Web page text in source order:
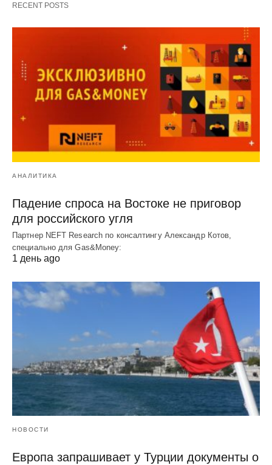
RECENT POSTS
АНАЛИТИКА
Падение спроса на Востоке не приговор
для российского угля
Партнер NEFT Research по консалтингу Александр Котов,
специально для Gas&Money:
1 день ago
НОВОСТИ
Европа запрашивает у Турции документы о